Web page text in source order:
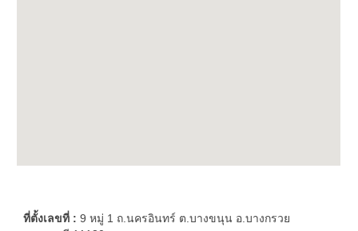
ที่ตั้งเลขที่ : 9 หมู่ 1 ถ.นครอินทร์ ต.บางขนุน อ.บางกรวย